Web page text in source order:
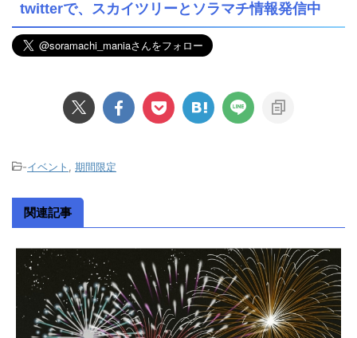
twitterで、スカイツリーとソラマチ情報発信中
-イベント , 期間限定
関連記事